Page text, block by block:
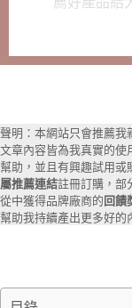
聲明：本網站只會推薦我
文章內容皆為我真實的使
幫助，並且有興趣試用或
屬推薦連結註冊訂購，部
從中獲得品牌廠商的 回饋
幫助我持續產出更多好的